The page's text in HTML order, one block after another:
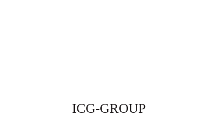
ICG-GROUP